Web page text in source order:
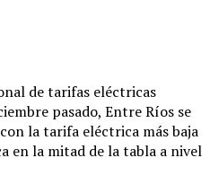
de tarifas eléctricas
pasado, Entre Ríos se
la tarifa eléctrica más baja
en la mitad de la tabla a nivel